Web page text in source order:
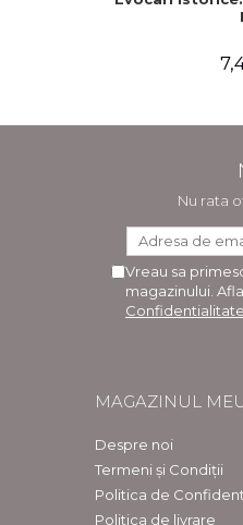
Nu rata
Vreau sa
magazinului.
Confidentialitate
MAGAZINUL
Despre noi
Termeni și Condiții
Politica de
Politica de livrare